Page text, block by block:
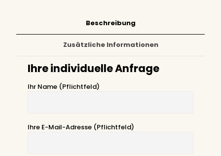
Beschreibung
Zusätzliche Informationen
Ihre individuelle Anfrage
Ihr Name (Pflichtfeld)
Ihre E-Mail-Adresse (Pflichtfeld)